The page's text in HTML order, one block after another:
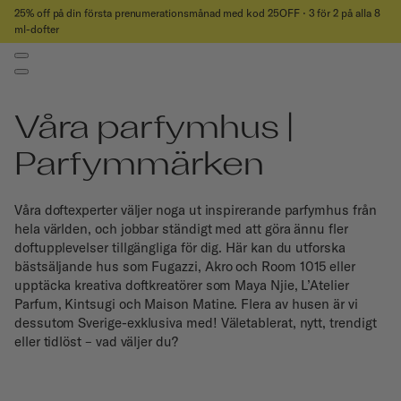
25% off på din första prenumerationsmånad med kod 25OFF ⋅ 3 för 2 på alla 8
ml-dofter
Våra parfymhus |
Parfymmärken
Våra doftexperter väljer noga ut inspirerande parfymhus från
hela världen, och jobbar ständigt med att göra ännu fler
doftupplevelser tillgängliga för dig. Här kan du utforska
bästsäljande hus som Fugazzi, Akro och Room 1015 eller
upptäcka kreativa doftkreatörer som Maya Njie, L’Atelier
Parfum, Kintsugi och Maison Matine. Flera av husen är vi
dessutom Sverige-exklusiva med! Väletablerat, nytt, trendigt
eller tidlöst – vad väljer du?